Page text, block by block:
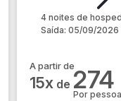
4 noites de
Saída: 05/09/2026
A partir de
15x de 274
Por pessoa